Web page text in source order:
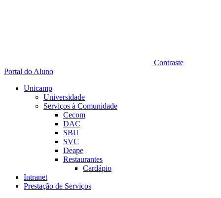
Contraste
Portal do Aluno
Unicamp
Universidade
Serviços à Comunidade
Cecom
DAC
SBU
SVC
Deape
Restaurantes
Cardápio
Intranet
Prestação de Serviços